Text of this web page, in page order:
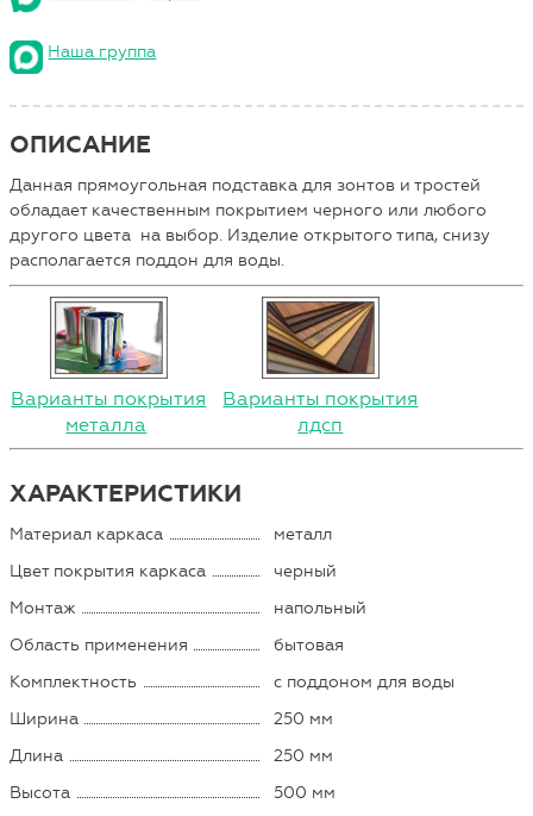
Наша группа
ОПИСАНИЕ
Данная прямоугольная подставка для зонтов и тростей
обладает качественным покрытием черного или любого
другого цвета на выбор. Изделие открытого типа, снизу
располагается поддон для воды.
Варианты покрытия
металла
Варианты покрытия
лдсп
ХАРАКТЕРИСТИКИ
Материал каркаса
металл
Цвет покрытия каркаса
черный
Монтаж
напольный
Область применения
бытовая
Комплектность
с поддоном для воды
Ширина
250 мм
Длина
250 мм
Высота
500 мм